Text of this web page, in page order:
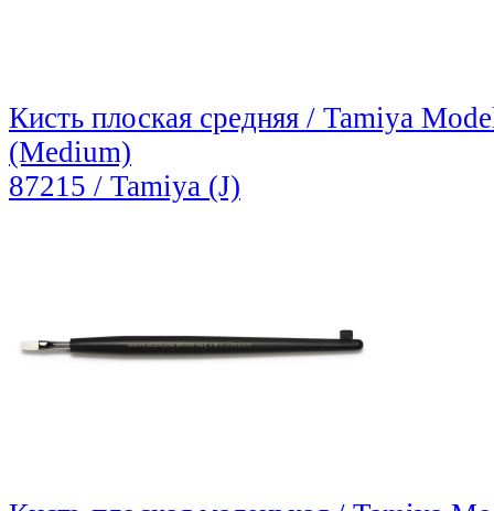
Кисть плоская средняя / Tamiya
(Medium)
87215 / Tamiya (J)